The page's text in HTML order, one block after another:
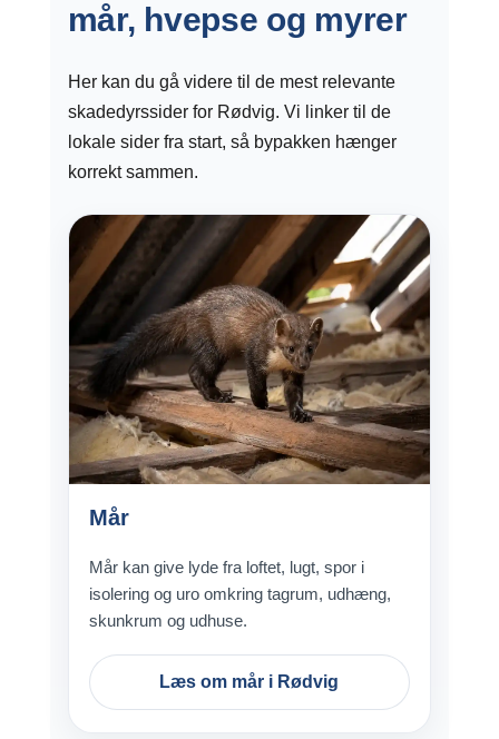
mår, hvepse og myrer
Her kan du gå videre til de mest relevante
skadedyrssider for Rødvig. Vi linker til de
lokale sider fra start, så bypakken hænger
korrekt sammen.
Mår
Mår kan give lyde fra loftet, lugt, spor i
isolering og uro omkring tagrum, udhæng,
skunkrum og udhuse.
Læs om mår i Rødvig